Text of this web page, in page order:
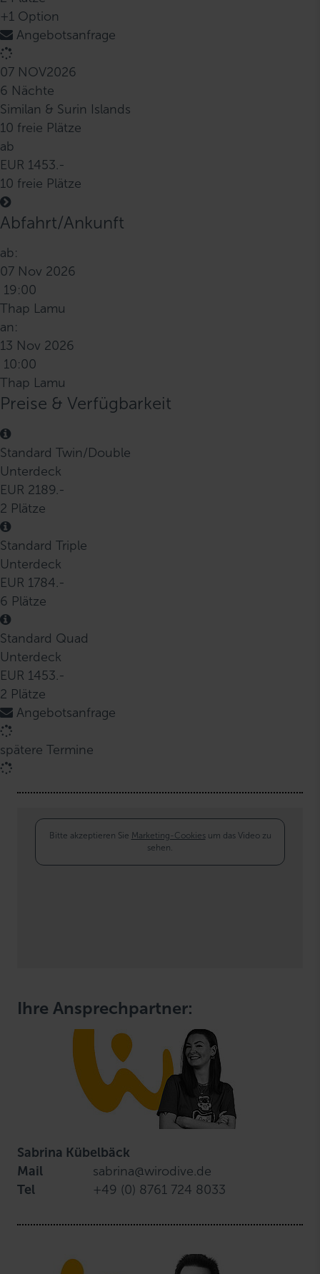
+1 Option
Angebotsanfrage
07 NOV2026
6 Nächte
Similan & Surin Islands
10 freie Plätze
ab
EUR 1453.-
10 freie Plätze
Abfahrt/Ankunft
ab:
07 Nov 2026
19:00
Thap Lamu
an:
13 Nov 2026
10:00
Thap Lamu
Preise & Verfügbarkeit
Standard Twin/Double
Unterdeck
EUR 2189.-
2 Plätze
Standard Triple
Unterdeck
EUR 1784.-
6 Plätze
Standard Quad
Unterdeck
EUR 1453.-
2 Plätze
Angebotsanfrage
spätere Termine
Bitte akzeptieren Sie Marketing-Cookiesum das Video zu
sehen.
Ihre Ansprechpartner:
Sabrina Kübelbäck
Mail
sabrina@wirodive.de
Tel
+49 (0) 8761 724 8033